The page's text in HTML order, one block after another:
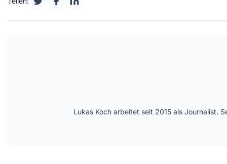
Lukas Koch arbeitet seit 2015 als Journalist.